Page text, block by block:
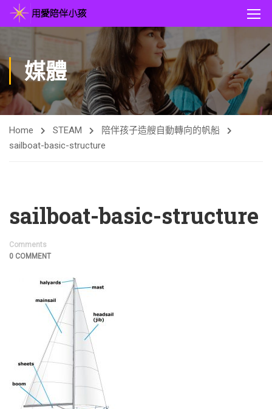
媒體
Home STEAM
陪伴孩子造艘自動轉向的帆船
sailboat-basic-structure
sailboat-basic-structure
Comments
0 COMMENT